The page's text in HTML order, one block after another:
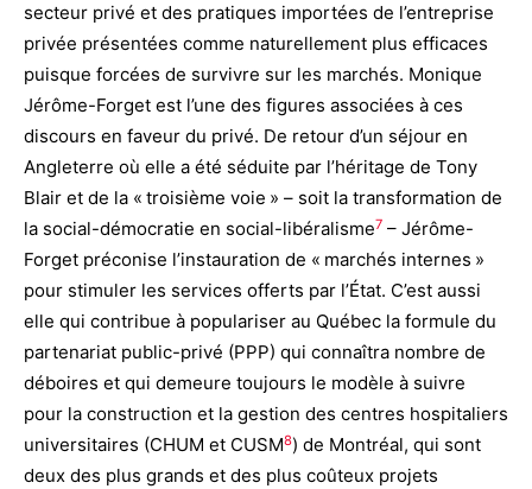
secteur privé et des pratiques importées de l’entreprise
privée présentées comme naturellement plus efficaces
puisque forcées de survivre sur les marchés. Monique
Jérôme-Forget est l’une des figures associées à ces
discours en faveur du privé. De retour d’un séjour en
Angleterre où elle a été séduite par l’héritage de Tony
Blair et de la « troisième voie » – soit la transformation de
la social-démocratie en social-libéralisme7 – Jérôme-
Forget préconise l’instauration de « marchés internes »
pour stimuler les services offerts par l’État. C’est aussi
elle qui contribue à populariser au Québec la formule du
partenariat public-privé (PPP) qui connaîtra nombre de
déboires et qui demeure toujours le modèle à suivre
pour la construction et la gestion des centres hospitaliers
universitaires (CHUM et CUSM8) de Montréal, qui sont
deux des plus grands et des plus coûteux projets